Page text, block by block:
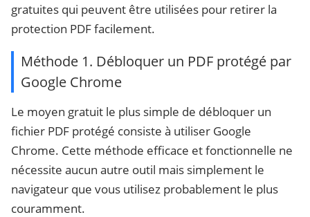
gratuites qui peuvent être utilisées pour retirer la
protection PDF facilement.
Méthode 1. Débloquer un PDF protégé par
Google Chrome
Le moyen gratuit le plus simple de débloquer un
fichier PDF protégé consiste à utiliser Google
Chrome. Cette méthode efficace et fonctionnelle ne
nécessite aucun autre outil mais simplement le
navigateur que vous utilisez probablement le plus
couramment.